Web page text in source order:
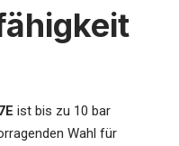
ist bis zu 10 bar
Wahl für